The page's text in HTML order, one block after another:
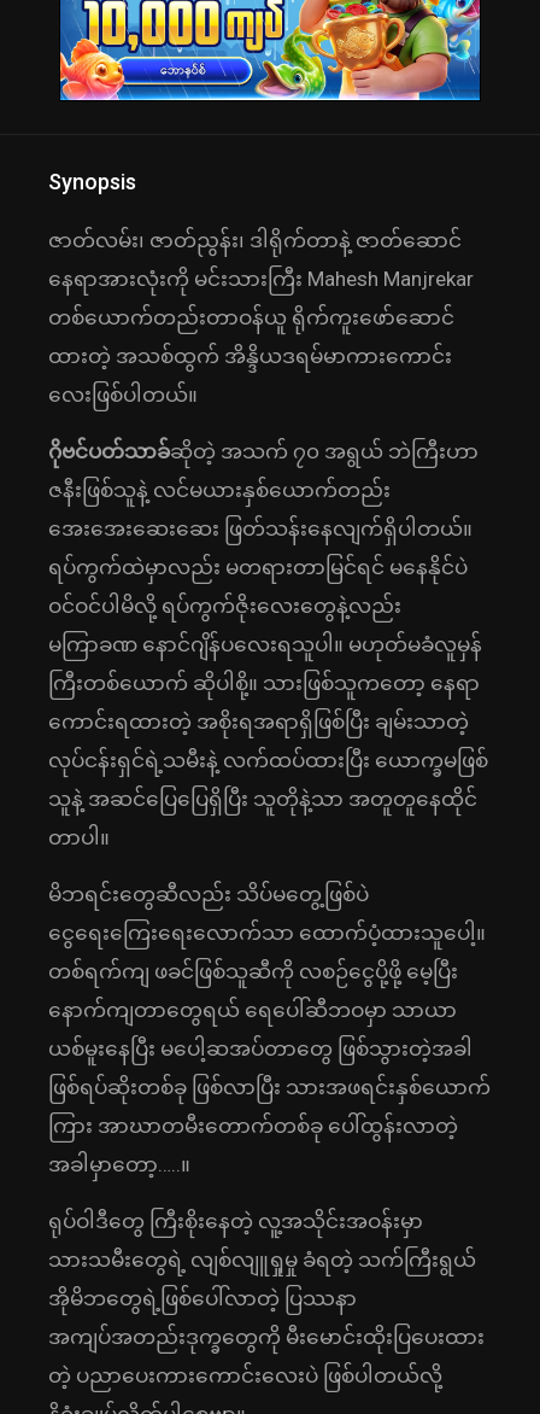
Synopsis
ဇာတ်လမ်း၊ ဇာတ်ညွန်း၊ ဒါရိုက်တာနဲ့ ဇာတ်ဆောင်
နေရာအားလုံးကို မင်းသားကြီး Mahesh Manjrekar
တစ်ယောက်တည်းတာဝန်ယူ ရိုက်ကူးဖော်ဆောင်
ထားတဲ့ အသစ်ထွက် အိန္ဒိယဒရမ်မာကားကောင်း
လေးဖြစ်ပါတယ်။
ဂိုဗင်ပတ်သာခ်ဆိုတဲ့ အသက် ၇၀ အရွယ် ဘဲကြီးဟာ
ဇနီးဖြစ်သူနဲ့ လင်မယားနှစ်ယောက်တည်း
အေးအေးဆေးဆေး ဖြတ်သန်းနေလျက်ရှိပါတယ်။
ရပ်ကွက်ထဲမှာလည်း မတရားတာမြင်ရင် မနေနိုင်ပဲ
ဝင်ဝင်ပါမိလို့ ရပ်ကွက်ဇိုးလေးတွေနဲ့လည်း
မကြာခဏ နောင်ဂျိန်ပလေးရသူပါ။ မဟုတ်မခံလူမှန်
ကြီးတစ်ယောက် ဆိုပါစို့။ သားဖြစ်သူကတော့ နေရာ
ကောင်းရထားတဲ့ အစိုးရအရာရှိဖြစ်ပြီး ချမ်းသာတဲ့
လုပ်ငန်းရှင်ရဲ့သမီးနဲ့ လက်ထပ်ထားပြီး ယောက္ခမဖြစ်
သူနဲ့ အဆင်ပြေပြေရှိပြီး သူတိုနဲ့သာ အတူတူနေထိုင်
တာပါ။
မိဘရင်းတွေဆီလည်း သိပ်မတွေ့ဖြစ်ပဲ
ငွေရေးကြေးရေးလောက်သာ ထောက်ပံ့ထားသူပေါ့။
တစ်ရက်ကျ ဖခင်ဖြစ်သူဆီကို လစဉ်ငွေပို့ဖို့ မေ့ပြီး
နောက်ကျတာတွေရယ် ရေပေါ်ဆီဘဝမှာ သာယာ
ယစ်မူးနေပြီး မပေါ့ဆအပ်တာတွေ ဖြစ်သွားတဲ့အခါ
ဖြစ်ရပ်ဆိုးတစ်ခု ဖြစ်လာပြီး သားအဖရင်းနှစ်ယောက်
ကြား အာဃာတမီးတောက်တစ်ခု ပေါ်ထွန်းလာတဲ့
အခါမှာတော့…..။
ရုပ်ဝါဒီတွေ ကြီးစိုးနေတဲ့ လူ့အသိုင်းအဝန်းမှာ
သားသမီးတွေရဲ့ လျစ်လျူရှုမှု ခံရတဲ့ သက်ကြီးရွယ်
အိုမိဘတွေရဲ့ဖြစ်ပေါ်လာတဲ့ ပြဿနာ
အကျပ်အတည်းဒုက္ခတွေကို မီးမောင်းထိုးပြပေးထား
တဲ့ ပညာပေးကားကောင်းလေးပဲ ဖြစ်ပါတယ်လို့